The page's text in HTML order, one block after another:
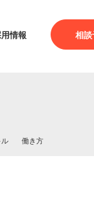
情報 相
働き方